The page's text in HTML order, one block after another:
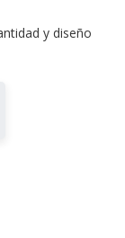
y diseño